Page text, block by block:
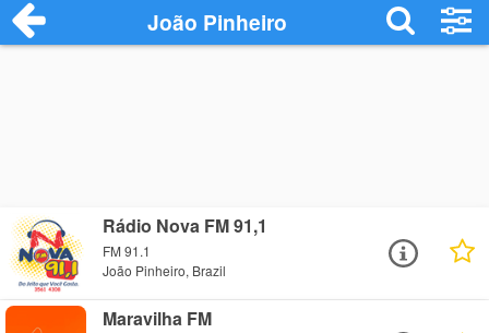
João Pinheiro
Rádio Nova FM 91,1
FM 91.1
João Pinheiro, Brazil
Maravilha FM